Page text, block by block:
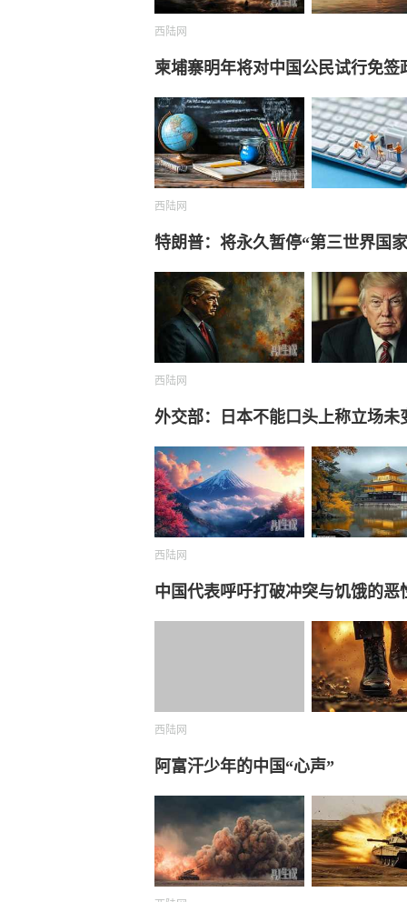
西陆网
柬埔寨明年将对中国公民试行免签
西陆网
特朗普：将永久暂停“第三世界国
西陆网
外交部：日本不能口头上称立场未
西陆网
中国代表呼吁打破冲突与饥饿的恶
西陆网
阿富汗少年的中国“心声”